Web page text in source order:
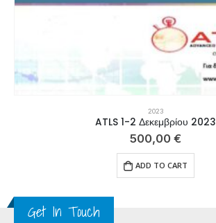
2023
ATLS 1-2 Δεκεμβρίου 2023
500,00 €
ADD TO CART
Get In Touch